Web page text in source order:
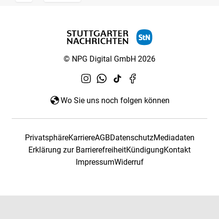
© NPG Digital GmbH 2026
Wo Sie uns noch folgen können
PrivatsphäreKarriereAGBDatenschutzMediadaten
Erklärung zur BarrierefreiheitKündigungKontakt
ImpressumWiderruf